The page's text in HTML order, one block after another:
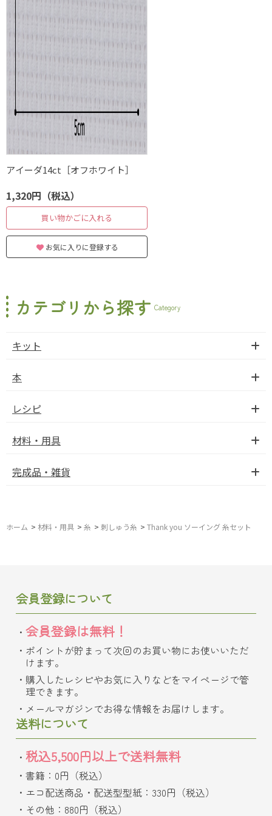
アイーダ14ct［オフホワイト］
1,320円（税込）
買い物かごに入れる
お気に入りに登録する
カテゴリから探す Category
キット
本
レシピ
材料・用具
完成品・雑貨
ホーム > 材料・用具 > 糸 > 刺しゅう糸 > Thank you ソーイング 糸セット
会員登録について
会員登録は無料！
ポイントが貯まって次回のお買い物にお使いいただ
けます。
購入したレシピやお気に入りなどをマイページで管
理できます。
メールマガジンでお得な情報をお届けします。
送料について
税込5,500円以上で送料無料
書籍：0円（税込）
エコ配送商品・配送型型紙：330円（税込）
その他：880円（税込）